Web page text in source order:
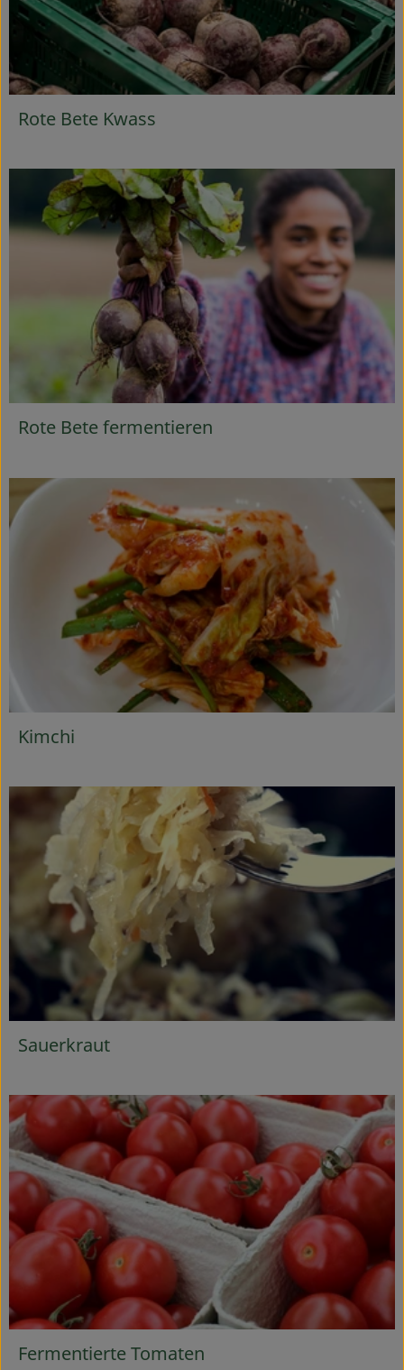
Rote Bete Kwass
Rote Bete fermentieren
Kimchi
Sauerkraut
Fermentierte Tomaten